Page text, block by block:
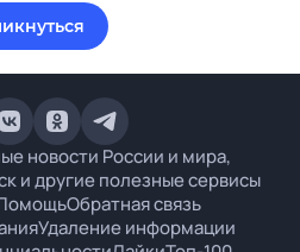
новости России и мира,
и другие полезные сервисы
Обратная связь
Удаление информации